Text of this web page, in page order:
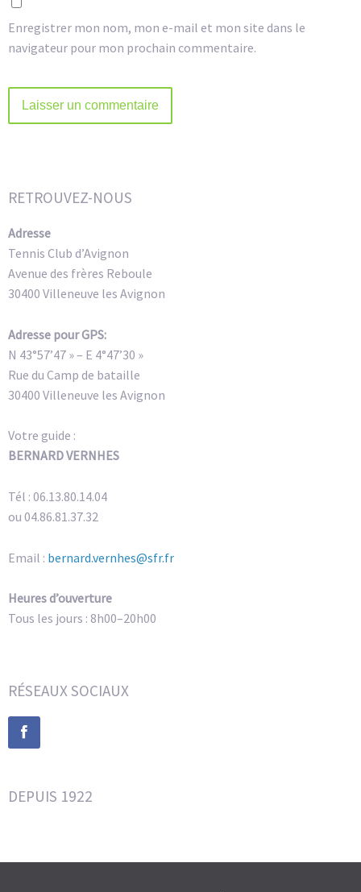
Enregistrer mon nom, mon e-mail et mon site dans le
navigateur pour mon prochain commentaire.
RETROUVEZ-NOUS
Adresse
Tennis Club d’Avignon
Avenue des frères Reboule
30400 Villeneuve les Avignon
Adresse pour GPS:
N 43°57’47 » – E 4°47’30 »
Rue du Camp de bataille
30400 Villeneuve les Avignon
Votre guide :
BERNARD VERNHES
Tél : 06.13.80.14.04
ou 04.86.81.37.32
Email : bernard.vernhes@sfr.fr
Heures d’ouverture
Tous les jours : 8h00–20h00
RÉSEAUX SOCIAUX
DEPUIS 1922